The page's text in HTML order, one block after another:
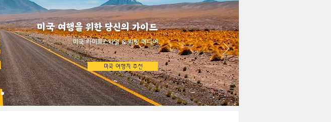
미국 여행을 위한 당신의 가이드
​미국 라이프스타일 & 리빙 미디어
미국 여행지 추천